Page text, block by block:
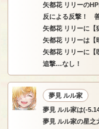
矢都花 リリーの
反による反撃！
矢都花 リリーに【
矢都花 リリーは【
矢都花 リリーに【
追撃…なし！
夢見 ルル家
夢見 ルル家は(-
夢見 ルル家の星之